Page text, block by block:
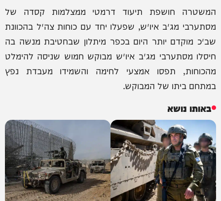
המשטרה חושפת תיעוד דרמטי ממצלמות קסדה של
מסתערבי מג״ב איו״ש, שפעלו יחד עם כוחות צה״ל בהכוונת
שב״כ מוקדם יותר היום בכפר מיתלון שבחטיבת מנשה בה
חיסלו מסתערבי מג״ב איו״ש מבוקש חמוש שניסה להימלט
מהכוחות, תפסו אמצעי לחימה והשמידו מעבדת נפץ
במתחם ביתו של המבוקש.
באותו נושא